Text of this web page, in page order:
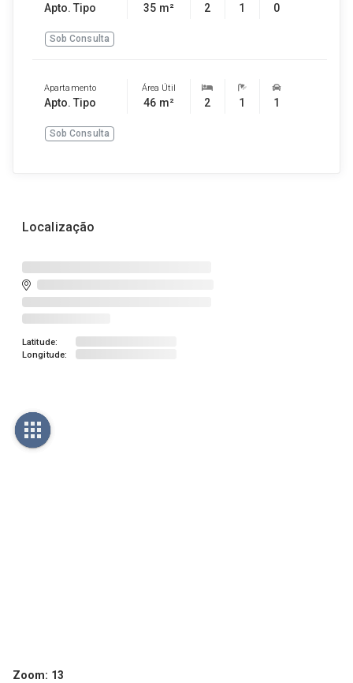
Apto. Tipo 35 m² 2 1 0
Sob Consulta
Apartamento
Apto. Tipo
Área Útil
46 m² 2 1 1
Sob Consulta
Localização
Latitude:
Longitude:
Zoom: 13